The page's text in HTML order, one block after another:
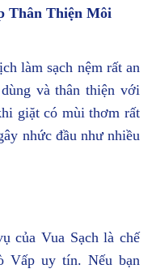
Thân Thiện Môi
làm sạch nệm rất an
và thân thiện với
giặt có mùi thơm rất
nhức đầu như nhiều
của Vua Sạch là chế
Vấp uy tín. Nếu bạn